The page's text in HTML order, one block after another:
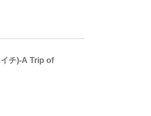
チ)-A Trip of